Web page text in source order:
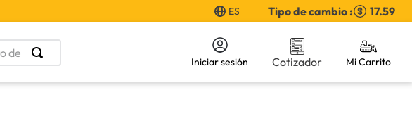
ES Tipo de cambio : 17.59
parte
Iniciar sesión Cotizador